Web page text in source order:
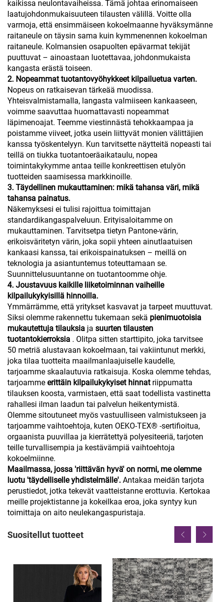
kaikissa neulontavaiheissa. Tämä johtaa erinomaiseen
laatujohdonmukaisuuteen tilausten välillä. Voitte olla
varmoja, että ensimmäiseen kokoelmaanne hyväksymänne
raitaneule on täysin sama kuin kymmenennen kokoelman
raitaneule. Kolmansien osapuolten epävarmat tekijät
puuttuvat – ainoastaan luotettavaa, johdonmukaista
kangasta erästä toiseen.
2. Nopeammat tuotantovyöhykkeet kilpailuetua varten.
Nopeus on ratkaisevan tärkeää muodissa.
Yhteisvalmistamalla, langasta valmiiseen kankaaseen,
voimme saavuttaa huomattavasti nopeammat
läpimenoajat. Teemme viestinnästä tehokkaampaa ja
poistamme viiveet, jotka usein liittyvät monien välittäjien
kanssa työskentelyyn. Kun tarvitsette näytteitä nopeasti tai
teillä on tiukka tuotantoeräaikataulu, nopea
toimintakykymme antaa teille konkreettisen etulyön
tuotteiden saamisessa markkinoille.
3. Täydellinen mukauttaminen: mikä tahansa väri, mikä
tahansa painatus.
Näkemyksesi ei tulisi rajoittua toimittajan
standardikangaspalveluun. Erityisaloitamme on
mukauttaminen. Tarvitsetpa tietyn Pantone-värin,
erikoisväritetyn värin, joka sopii yhteen ainutlaatuisen
kankaasi kanssa, tai erikoispainatuksen – meillä on
teknologia ja asiantuntemus toteuttamaan se.
Suunnittelusuuntanne on tuotantoomme ohje.
4. Joustavuus kaikille liiketoiminnan vaiheille
kilpailukykyisillä hinnoilla.
Ymmärrämme, että yritykset kasvavat ja tarpeet muuttuvat.
Siksi olemme rakennettu tukemaan sekä pienimuotoisia
mukautettuja tilauksia ja suurten tilausten
tuotantokierroksia . Olitpa sitten starttipito, joka tarvitsee
50 metriä alustavaan kokoelmaan, tai vakiintunut merkki,
joka tilaa tuotteita maailmanlaajuiselle kaudelle,
tarjoamme skaalautuvia ratkaisuja. Koska olemme tehdas,
tarjoamme erittäin kilpailukykyiset hinnat riippumatta
tilauksen koosta, varmistaen, että saat todellista vastinetta
rahallesi ilman laadun tai palvelun heikentymistä.
Olemme sitoutuneet myös vastuulliseen valmistukseen ja
tarjoamme vaihtoehtoja, kuten OEKO-TEX® -sertifioitua,
orgaanista puuvillaa ja kierrätettyä polyesiteeriä, tarjoten
teille turvallisempia ja kestävämpiä vaihtoehtoja
kokoelmiinne.
Maailmassa, jossa 'riittävän hyvä' on normi, me olemme
luotu 'täydelliselle yhdistelmälle'. Antakaa meidän tarjota
perustiedot, jotka tekevät vaatteistanne erottuvia. Kertokaa
meille projektistanne ja kokeilkaa eroa, joka syntyy kun
toimittaja on aito neulekangaspuristaja.
Suositellut tuotteet